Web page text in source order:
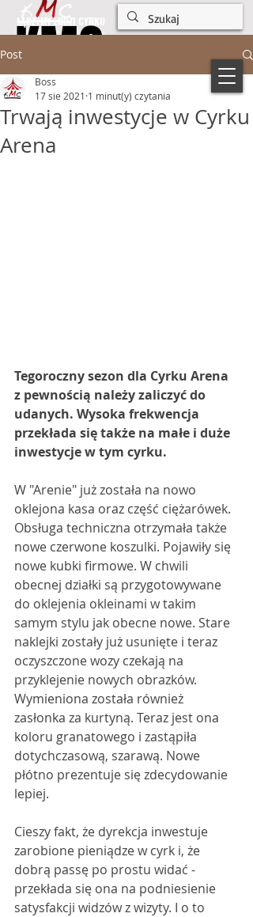
KMC
KMC
ŁĄCZYMY LUDZI CYRKU
Post
Trwają inwestycje w Cyrku
Arena
Boss
17 sie 2021 1 minut(y) czytania
Tegoroczny sezon dla Cyrku Arena
z pewnością należy zaliczyć do
udanych. Wysoka frekwencja
przekłada się także na małe i duże
inwestycje w tym cyrku.
W "Arenie" już została na nowo
oklejona kasa oraz część ciężarówek.
Obsługa techniczna otrzymała także
nowe czerwone koszulki. Pojawiły się
nowe kubki firmowe. W chwili
obecnej działki są przygotowywane
do oklejenia okleinami w takim
samym stylu jak obecne nowe. Stare
naklejki zostały już usunięte i teraz
oczyszczone wozy czekają na
przyklejenie nowych obrazków.
Wymieniona została również
zasłonka za kurtyną. Teraz jest ona
koloru granatowego i zastąpiła
dotychczasową, szarawą. Nowe
płótno prezentuje się zdecydowanie
lepiej.
Cieszy fakt, że dyrekcja inwestuje
zarobione pieniądze w cyrk i, że
dobrą passę po prostu widać -
przekłada się ona na podniesienie
satysfakcji widzów z wizyty. I o to